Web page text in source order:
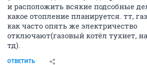
и расположить всякие подсобные
какое отопление планируется. тт,
как часто опять же электричество
отключают(газовый котёл тухнет,
тд).
ОТВЕТИТЬ